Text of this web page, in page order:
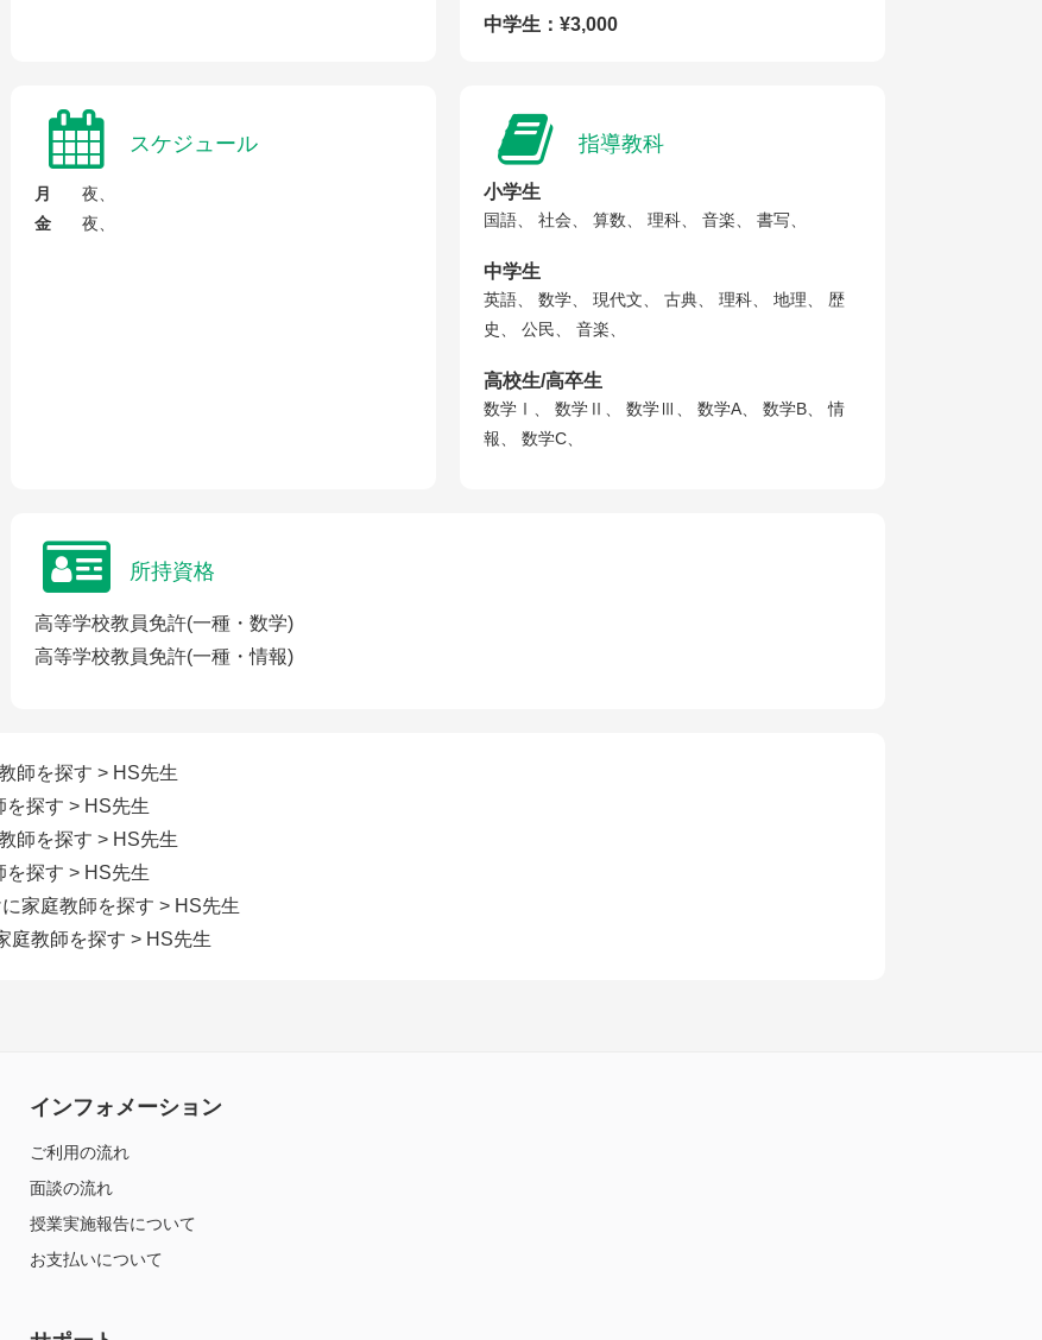
中学生：¥3,000
スケジュール
月
夜、
金
夜、
指導教科
小学生
国語、 社会、 算数、 理科、 音楽、 書写、
中学生
英語、 数学、 現代文、 古典、 理科、 地理、 歴
史、 公民、 音楽、
高校生/高卒生
数学Ⅰ、 数学Ⅱ、 数学Ⅲ、 数学A、 数学B、 情
報、 数学C、
所持資格
高等学校教員免許(一種・数学)
高等学校教員免許(一種・情報)
師を探す > HS先生
を探す > HS先生
師を探す > HS先生
を探す > HS先生
家庭教師を探す > HS先生
庭教師を探す > HS先生
インフォメーション
ご利用の流れ
面談の流れ
授業実施報告について
お支払いについて